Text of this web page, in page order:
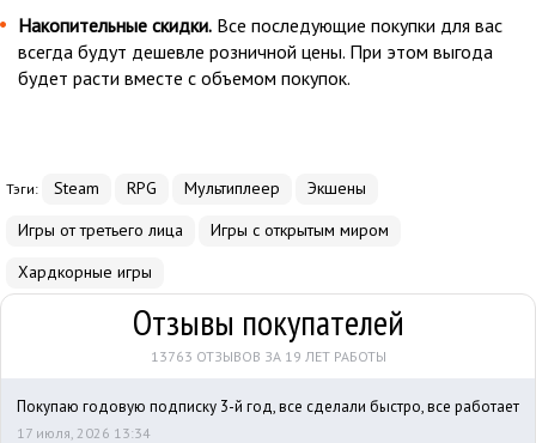
Накопительные скидки. Все последующие покупки для вас
всегда будут дешевле розничной цены. При этом выгода
будет расти вместе с объемом покупок.
Тэги: Steam RPG Мультиплеер
Экшены
Игры от третьего лица
Игры с открытым миром
Хардкорные игры
Отзывы покупателей
13763 ОТЗЫВОВ ЗА 19 ЛЕТ РАБОТЫ
Покупаю годовую подписку 3-й год, все сделали быстро, все работает
17 июля, 2026 13:34